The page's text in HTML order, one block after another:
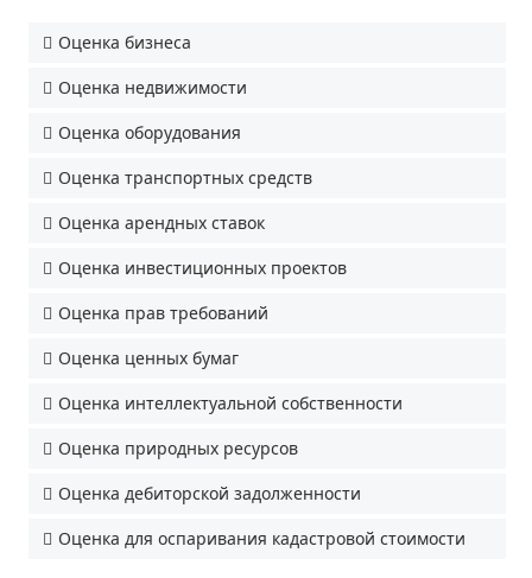
Оценка бизнеса
Оценка недвижимости
Оценка оборудования
Оценка транспортных средств
Оценка арендных ставок
Оценка инвестиционных проектов
Оценка прав требований
Оценка ценных бумаг
Оценка интеллектуальной собственности
Оценка природных ресурсов
Оценка дебиторской задолженности
Оценка для оспаривания кадастровой стоимости